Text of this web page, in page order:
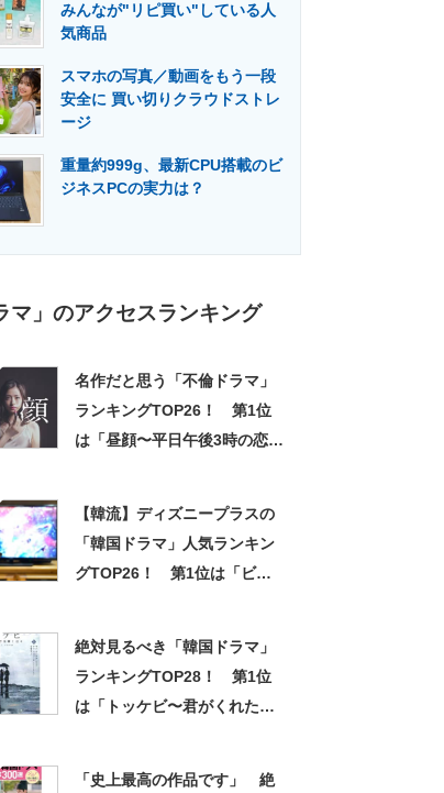
建設×テクノロジーの最前線
みんなが"リピ買い"している人
気商品
スマホの写真／動画をもう一段
安全に 買い切りクラウドストレ
ージ
重量約999g、最新CPU搭載のビ
ジネスPCの実力は？
マ」のアクセスランキング
名作だと思う「不倫ドラマ」
ランキングTOP26！ 第1位
は「昼顔〜平日午後3時の恋人
【韓流】ディズニープラスの
「韓国ドラマ」人気ランキン
グTOP26！ 第1位は「ビッ
絶対見るべき「韓国ドラマ」
ランキングTOP28！ 第1位
は「トッケビ〜君がくれた愛
「史上最高の作品です」 絶